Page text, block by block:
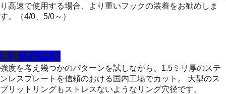
り高速で使用する場合、より重いフックの装着をお勧めしま
す。（4/0、5/0～）
貫通プレート
強度を考え幾つかのパターンを試しながら、1.5ミリ厚のステ
ンレスプレートを信頼のおける国内工場でカット。 大型のス
プリットリングもストレスないようなリング穴径です。